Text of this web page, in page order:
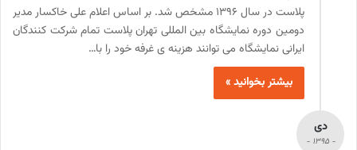
پلاست در سال ۱۳۹۶ مشخص شد. بر اساس اعلام علی خاکسار مدیر
دومین دوره نمایشگاه بین المللی تهران پلاست تمام شرکت کنندگان
ایرانی نمایشگاه می توانند هزینه ی غرفه خود را با…
بیشتر بخوانید »
دی
- 1395 -